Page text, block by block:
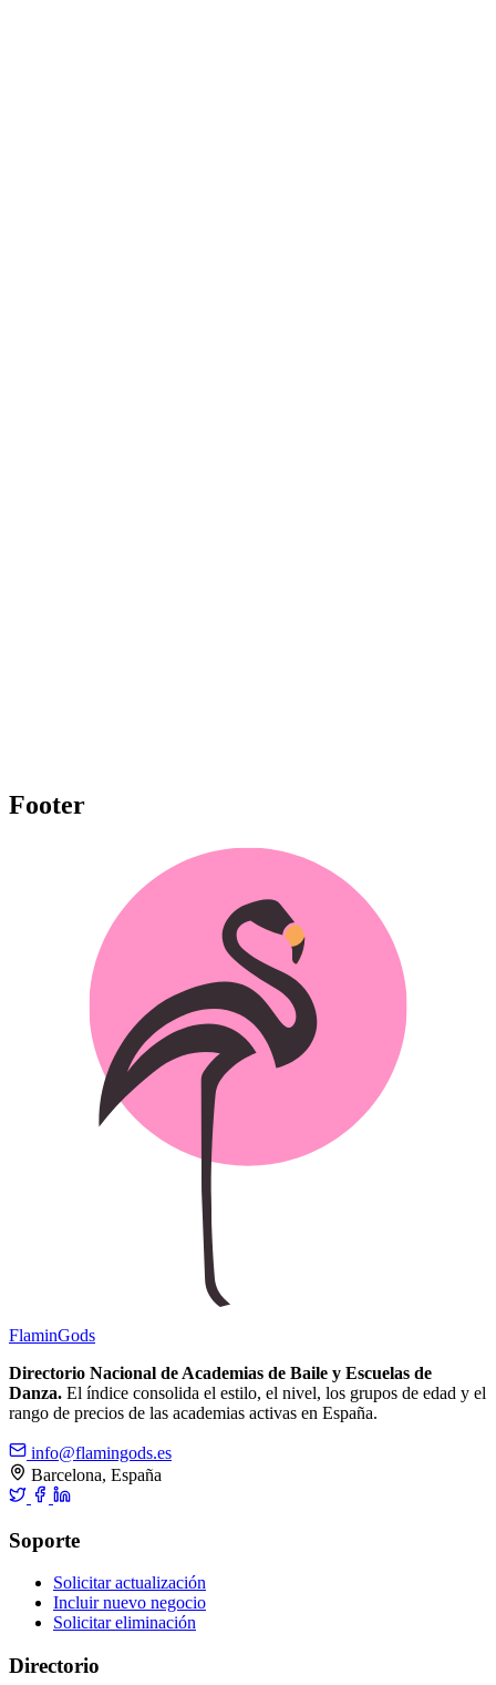
Footer
FlaminGods
Directorio Nacional de Academias de Baile y Escuelas de
Danza. El índice consolida el estilo, el nivel, los grupos de edad y el
rango de precios de las academias activas en España.
info@flamingods.es
Barcelona, España
Soporte
Solicitar actualización
Incluir nuevo negocio
Solicitar eliminación
Directorio